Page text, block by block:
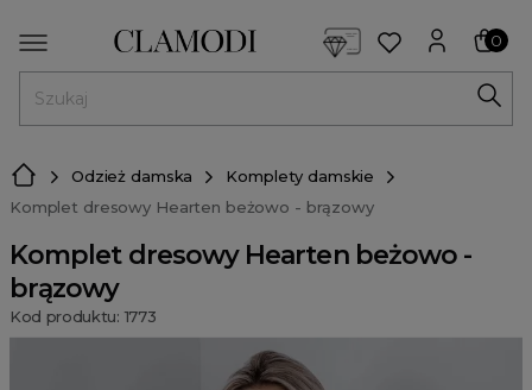
0
Odzież damska
Komplety damskie
Komplet dresowy Hearten beżowo - brązowy
Komplet dresowy Hearten beżowo -
brązowy
Kod produktu: 1773